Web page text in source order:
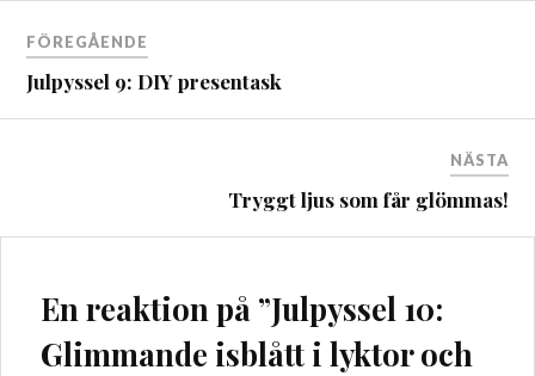
Inläggsnavigering
FÖREGÅENDE
Julpyssel 9: DIY presentask
NÄSTA
Tryggt ljus som får glömmas!
En reaktion på ”Julpyssel 10:
Glimmande isblått i lyktor och